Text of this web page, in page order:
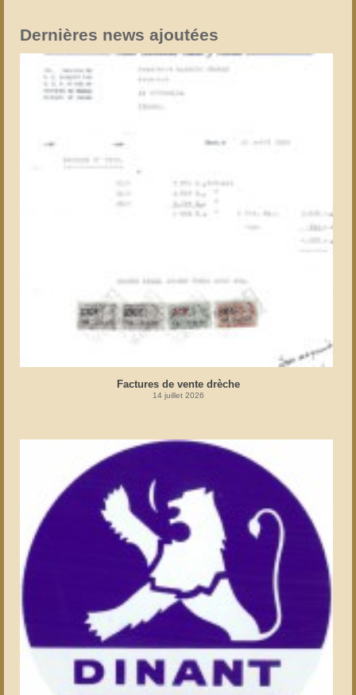
Dernières news ajoutées
Factures de vente drèche
14 juillet 2026